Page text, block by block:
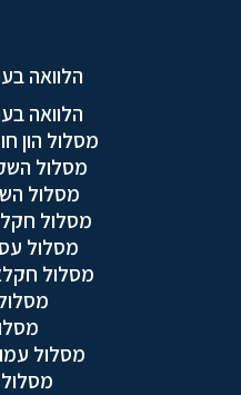
הלוואה
הלוואה
מסלול הון
מסלול
מסלול
מסלול
מסלול
מסלול
מסלול
מסלול
מסלול